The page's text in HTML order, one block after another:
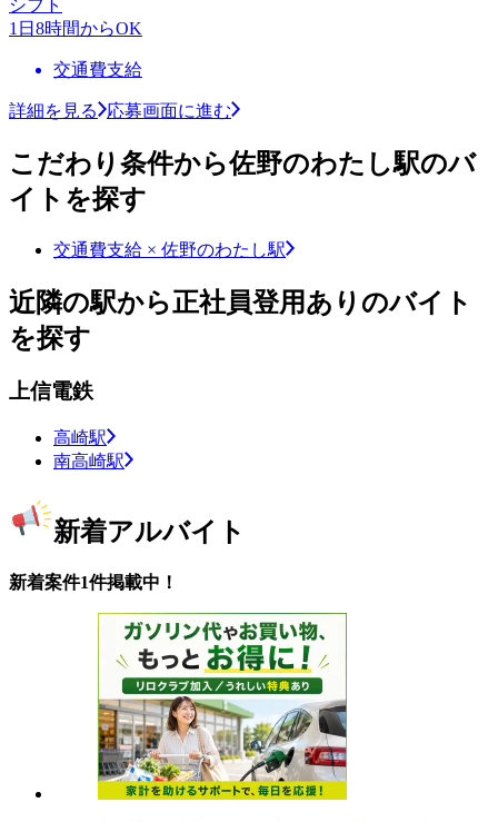
シフト
1日8時間からOK
交通費支給
詳細を見る 応募画面に進む
こだわり条件から佐野のわたし駅のバ
イトを探す
交通費支給 × 佐野のわたし駅
近隣の駅から正社員登用ありのバイト
を探す
上信電鉄
高崎駅
南高崎駅
新着アルバイト
新着案件1件掲載中！